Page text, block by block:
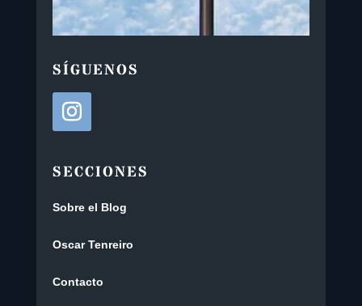
SÍGUENOS
SECCIONES
Sobre el Blog
Oscar Tenreiro
Contacto